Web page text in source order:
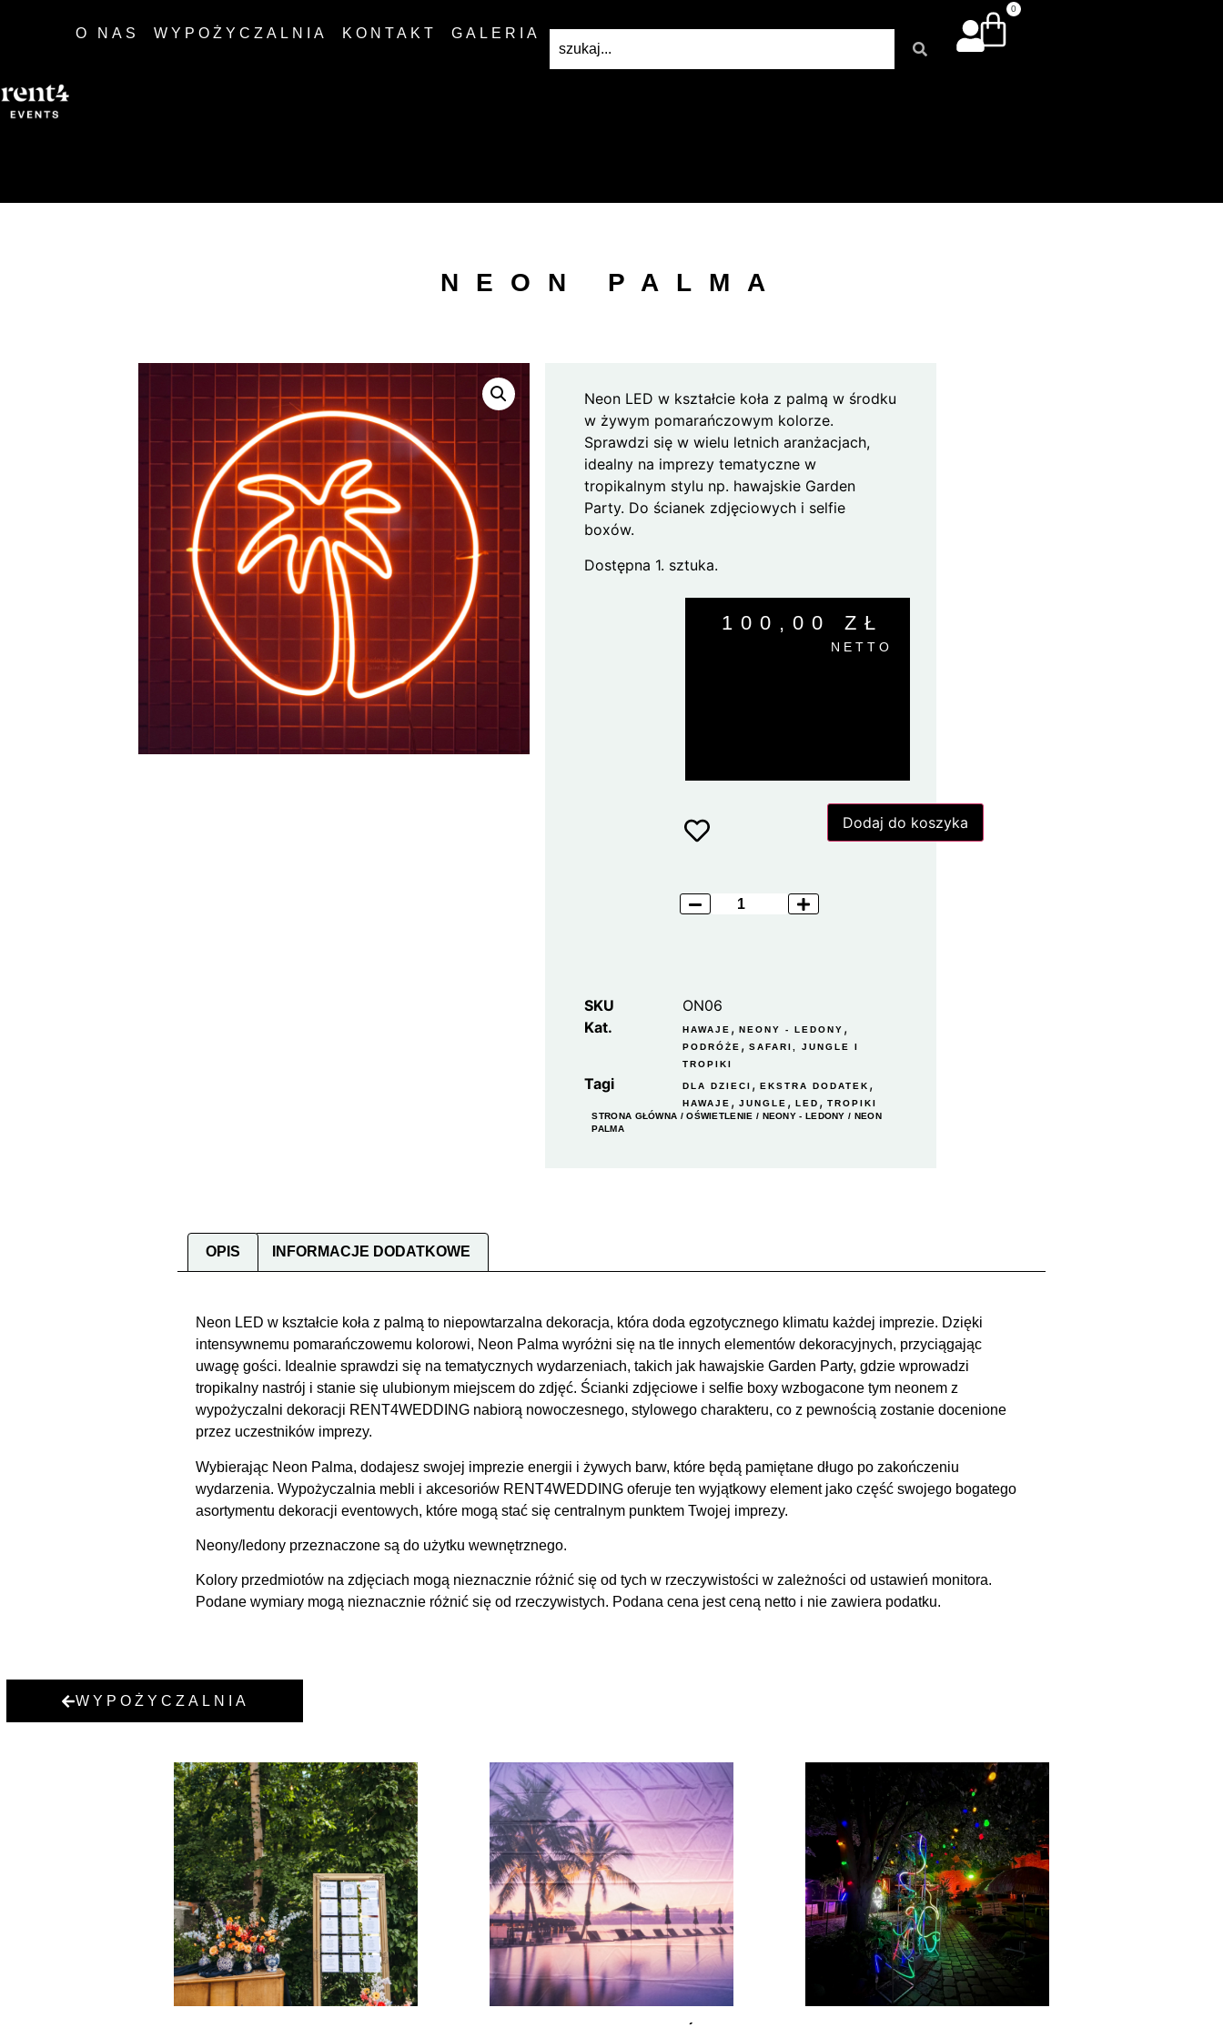
O NAS WYPOŻYCZALNIA KONTAKT GALERIA
0
NEON PALMA
Neon LED w kształcie koła z palmą w środku
w żywym pomarańczowym kolorze.
Sprawdzi się w wielu letnich aranżacjach,
idealny na imprezy tematyczne w
tropikalnym stylu np. hawajskie Garden
Party. Do ścianek zdjęciowych i selfie
boxów.
Dostępna 1. sztuka.
100,00 ZŁ
NETTO
Dodaj do koszyka
SKU
ON06
Kat.
HAWAJE , NEONY - LEDONY ,
PODRÓŻE , SAFARI, JUNGLE I
TROPIKI
Tagi DLA DZIECI , EKSTRA DODATEK ,
HAWAJE , JUNGLE , LED , TROPIKI
STRONA GŁÓWNA /OŚWIETLENIE / NEONY - LEDONY / NEON
PALMA
OPIS INFORMACJE DODATKOWE
Neon LED w kształcie koła z palmą to niepowtarzalna dekoracja, która doda egzotycznego klimatu każdej imprezie. Dzięki
intensywnemu pomarańczowemu kolorowi, Neon Palma wyróżni się na tle innych elementów dekoracyjnych, przyciągając
uwagę gości. Idealnie sprawdzi się na tematycznych wydarzeniach, takich jak hawajskie Garden Party, gdzie wprowadzi
tropikalny nastrój i stanie się ulubionym miejscem do zdjęć. Ścianki zdjęciowe i selfie boxy wzbogacone tym neonem z
wypożyczalni dekoracji RENT4WEDDING nabiorą nowoczesnego, stylowego charakteru, co z pewnością zostanie docenione
przez uczestników imprezy.
Wybierając Neon Palma, dodajesz swojej imprezie energii i żywych barw, które będą pamiętane długo po zakończeniu
wydarzenia. Wypożyczalnia mebli i akcesoriów RENT4WEDDING oferuje ten wyjątkowy element jako część swojego bogatego
asortymentu dekoracji eventowych, które mogą stać się centralnym punktem Twojej imprezy.
Neony/ledony przeznaczone są do użytku wewnętrznego.
Kolory przedmiotów na zdjęciach mogą nieznacznie różnić się od tych w rzeczywistości w zależności od ustawień monitora.
Podane wymiary mogą nieznacznie różnić się od rzeczywistych. Podana cena jest ceną netto i nie zawiera podatku.
WYPOŻYCZALNIA